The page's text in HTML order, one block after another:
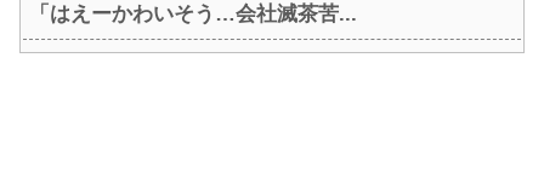
「はえーかわいそう…会社滅茶苦...